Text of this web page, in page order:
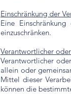
Einschränkung der
Eine
einzuschränken.
Verantwortlicher
Verantwortlicher
allein oder
Mittel dieser
können die